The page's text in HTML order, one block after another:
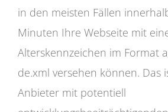
in den meisten Fällen
Minuten Ihre Webseite mit
Alterskennzeichen im Format
de.xml versehen können. Das
Anbieter mit potentiell